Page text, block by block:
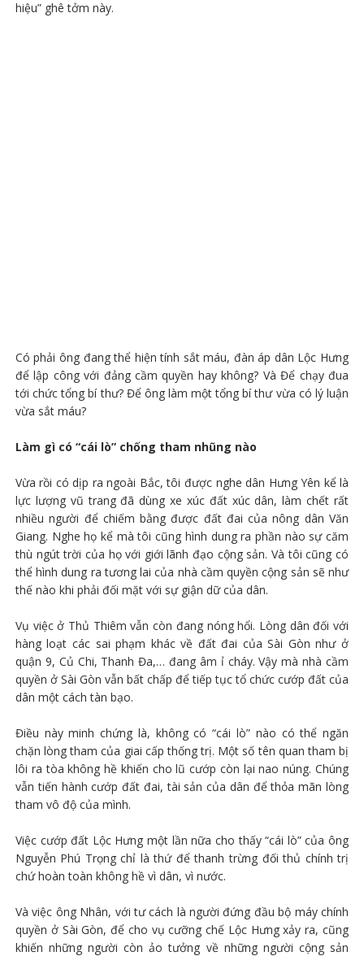
hiệu” ghê tởm này.
Có phải ông đang thể hiện tính sắt máu, đàn áp dân Lộc Hưng
để lập công với đảng cầm quyền hay không? Và Để chạy đua
tới chức tổng bí thư? Để ông làm một tổng bí thư vừa có lý luận
vừa sắt máu?
Làm gì có “cái lò” chống tham nhũng nào
Vừa rồi có dịp ra ngoài Bắc, tôi được nghe dân Hưng Yên kể là
lực lượng vũ trang đã dùng xe xúc đất xúc dân, làm chết rất
nhiều người để chiếm bằng được đất đai của nông dân Văn
Giang. Nghe họ kể mà tôi cũng hình dung ra phần nào sự căm
thù ngút trời của họ với giới lãnh đạo cộng sản. Và tôi cũng có
thể hình dung ra tương lai của nhà cầm quyền cộng sản sẽ như
thế nào khi phải đối mặt với sự giận dữ của dân.
Vụ việc ở Thủ Thiêm vẫn còn đang nóng hổi. Lòng dân đối với
hàng loạt các sai phạm khác về đất đai của Sài Gòn như ở
quận 9, Củ Chi, Thanh Đa,… đang âm ỉ cháy. Vậy mà nhà cầm
quyền ở Sài Gòn vẫn bất chấp để tiếp tục tổ chức cướp đất của
dân một cách tàn bạo.
Điều này minh chứng là, không có “cái lò” nào có thể ngăn
chặn lòng tham của giai cấp thống trị. Một số tên quan tham bị
lôi ra tòa không hề khiến cho lũ cướp còn lại nao núng. Chúng
vẫn tiến hành cướp đất đai, tài sản của dân để thỏa mãn lòng
tham vô độ của mình.
Việc cướp đất Lộc Hưng một lần nữa cho thấy “cái lò” của ông
Nguyễn Phú Trọng chỉ là thứ để thanh trừng đối thủ chính trị
chứ hoàn toàn không hề vì dân, vì nước.
Và việc ông Nhân, với tư cách là người đứng đầu bộ máy chính
quyền ở Sài Gòn, để cho vụ cưỡng chế Lộc Hưng xảy ra, cũng
khiến những người còn ảo tưởng về những người cộng sản